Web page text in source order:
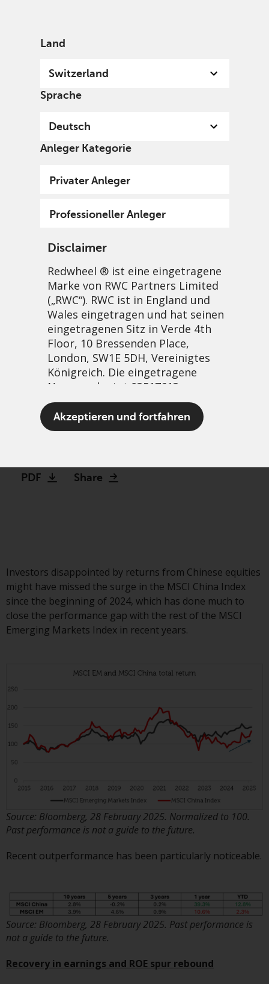
Land
Switzerland
Sprache
Deutsch
Anleger Kategorie
Privater Anleger
Professioneller Anleger
Disclaimer
Redwheel ® ist eine eingetragene
Marke von RWC Partners Limited
(„RWC“). RWC ist in England und
Wales eingetragen und hat seinen
eingetragenen Sitz in Verde 4th
Floor, 10 Bressenden Place,
London, SW1E 5DH, Vereinigtes
Königreich. Die eingetragene
Nummer lautet 03517613.
Der Begriff „Redwheel“ kann ein
oder mehrere Unternehmen der
Management LLP, die jeweils von
Commission („SEC“); RWC Asset
Advisors (US) LLC, das bei der SEC
registriert ist; RWC Singapore
(Pte) Limited, die von der
Monetary Authority of Singapore
lizenziert ist; Redwheel Australia
Finanzdienstleistungslizenznehmer
bei der Australian Securities and
Investment Commission; und
Redwheel Europe
Finanzaufsichtsbehörde reguliert
wird.
Durch den Zugriff auf diese
Website erklären Sie, dass Sie die
folgenden
von RWC Partners Limited („RWC“)
herausgegeben wurden, gelesen
und anerkannt haben und damit
einverstanden sind. Diese
enthalten.
Akzeptieren und fortfahren
China rises as US
exceptionalism fades
PDF Share
Investors disappointed by returns from Chinese equities
might have missed the surge in the MSCI China Index
since the beginning of 2024, which has done much to
close the performance gap with the rest of the MSCI
Emerging Markets Index in recent years.
Source: Bloomberg, 28 February 2025. Normalized to 100.
Past performance is not a guide to the future.
Recent outperformance has been particularly noticeable.
Source: Bloomberg, 28 February 2025. Past performance is
not a guide to the future.
Recovery in earnings and ROE spur rebound